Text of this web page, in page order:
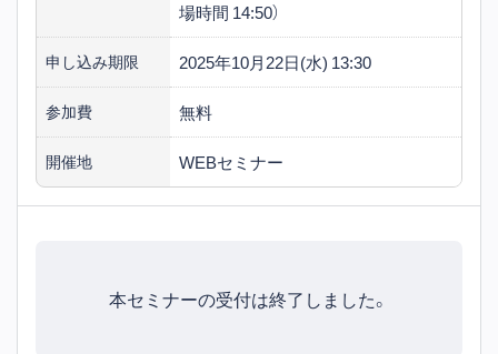
場時間 14:50）
申し込み期限 2025年10月22日(水) 13:30
参加費 無料
開催地 WEBセミナー
本セミナーの受付は終了しました。